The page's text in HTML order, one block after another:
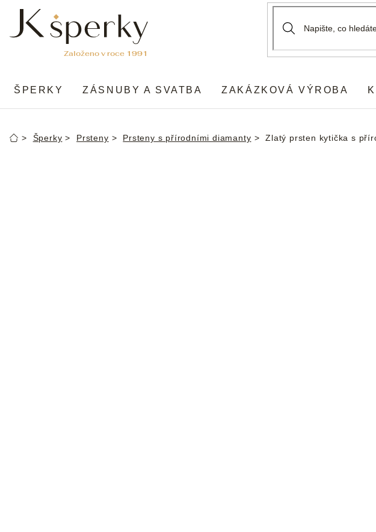
obsah
ŠPERKY ZÁSNUBY A SVATBA ZAKÁZKOVÁ VÝROBA
DomůŠperky Prsteny Prsteny s přírodními diamanty Zlatý prsten kytička s